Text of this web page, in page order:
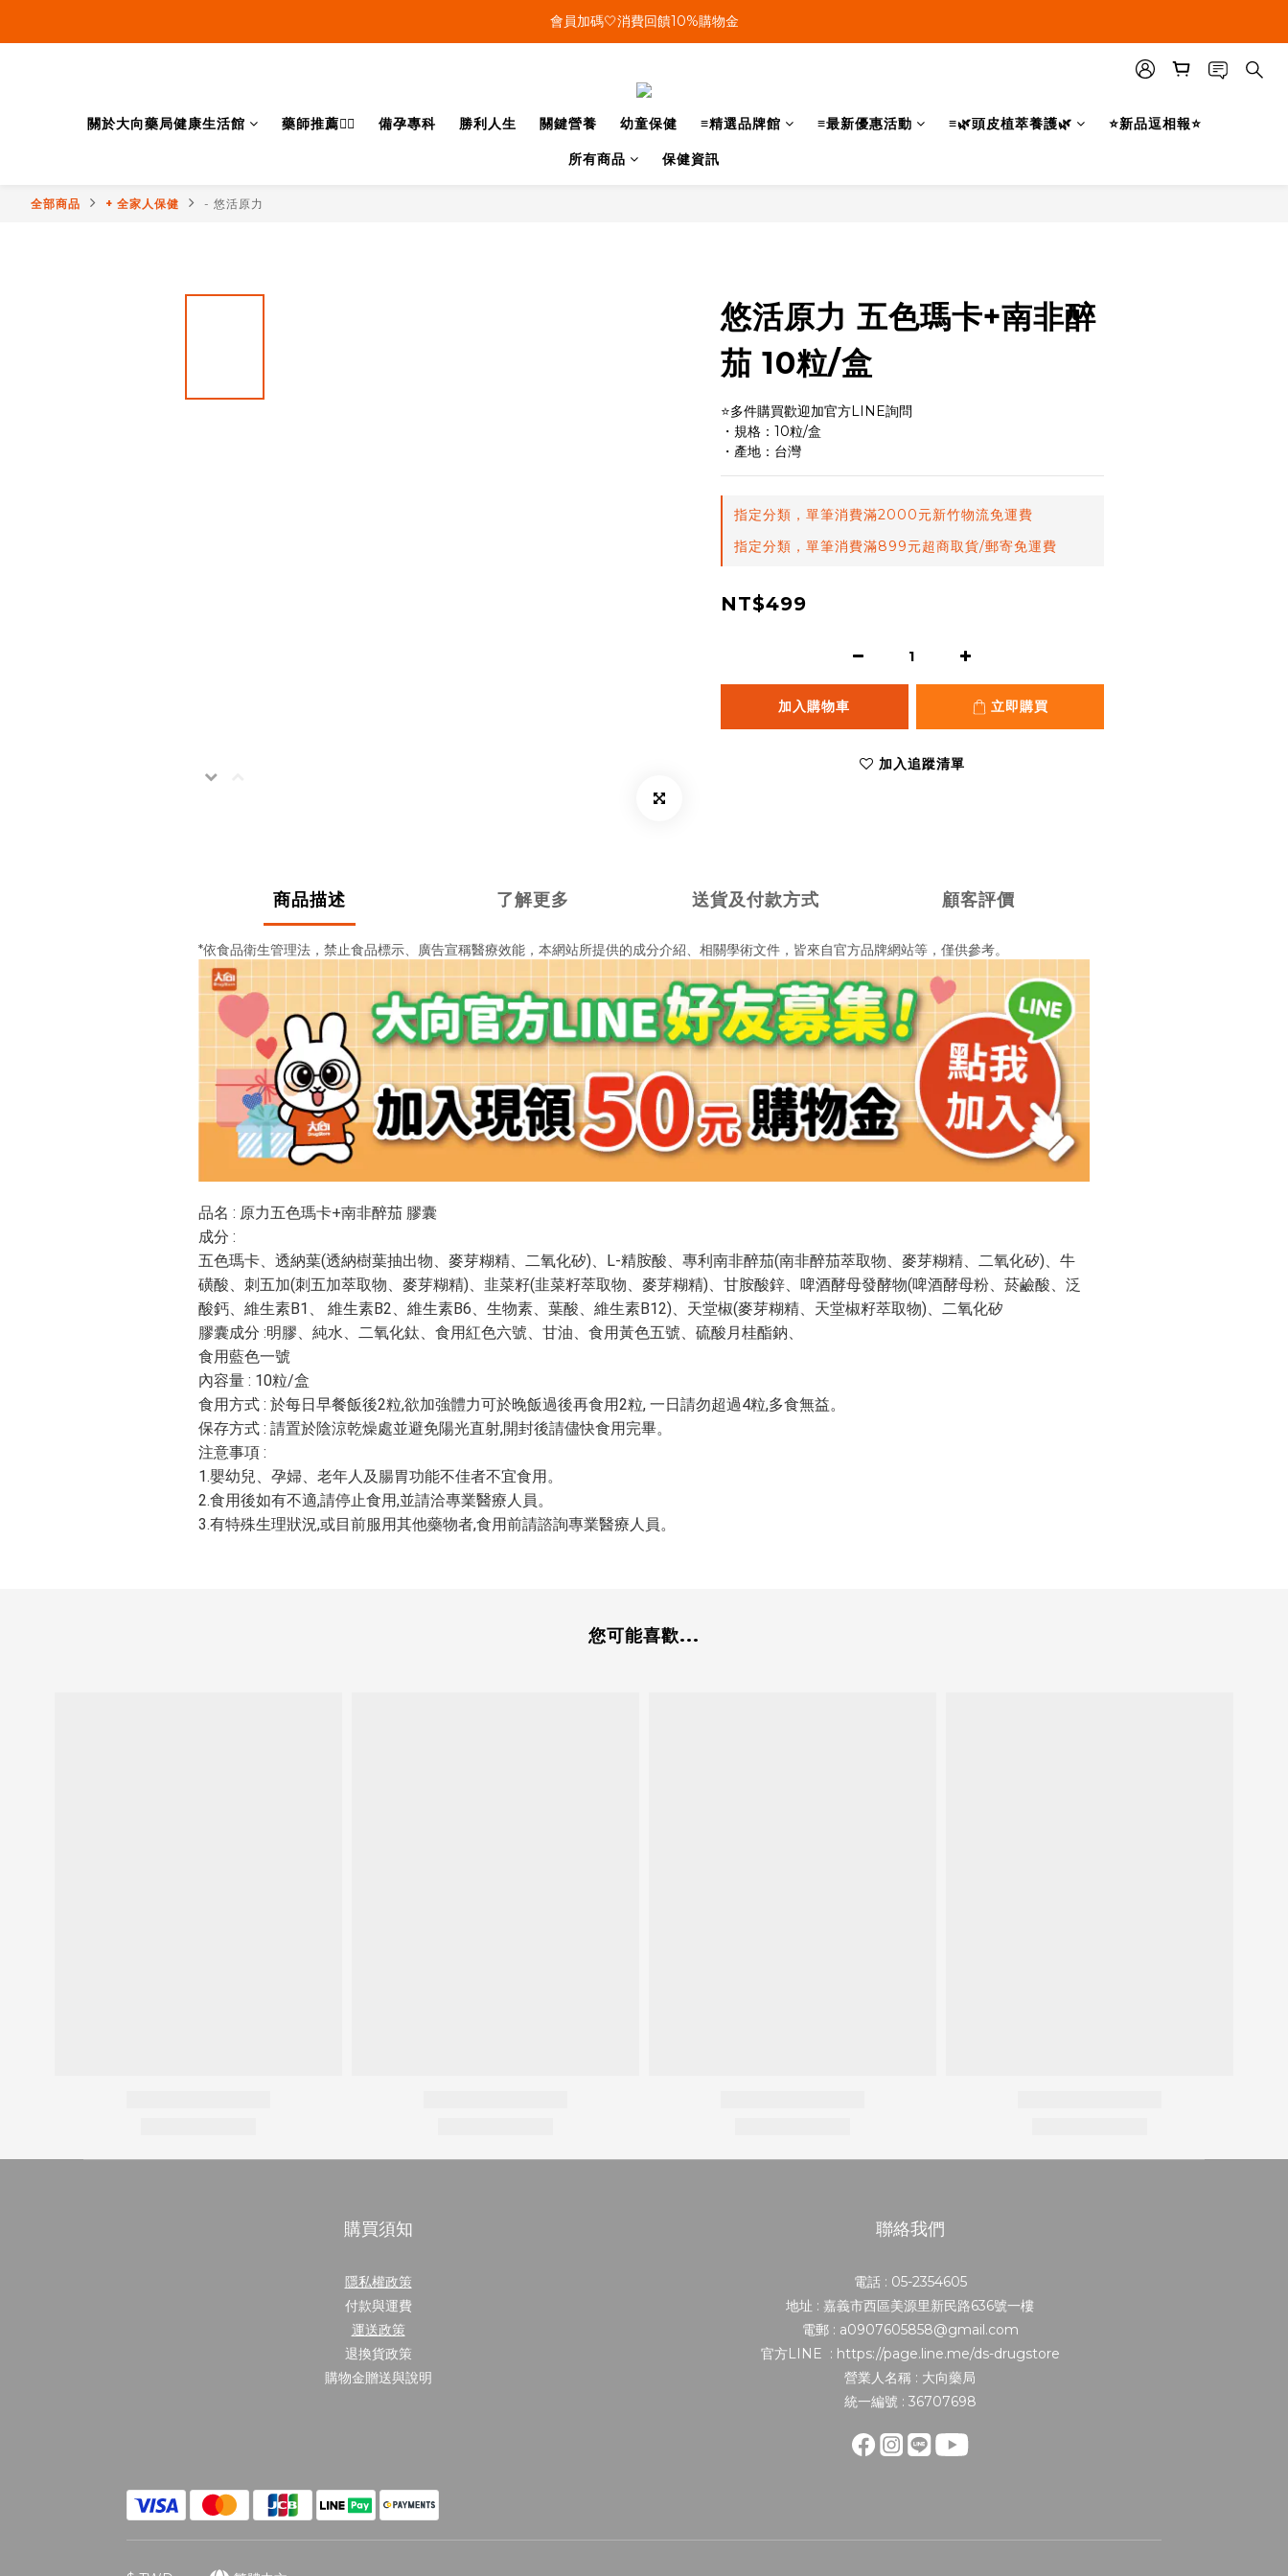
單筆結帳金額滿899🤍超取/郵寄免運費
會員加碼🤍消費回饋10%購物金
關於大向藥局健康生活館 藥師推薦👨‍⚕️ 備孕專科 勝利人生 關鍵營養 幼童保健 ≡精選品牌館 ≡最新優惠活動 ≡🌿頭皮植萃養護🌿 ⭐新品逗相報⭐
所有商品 保健資訊
全部商品 + 全家人保健 - 悠活原力
悠活原力 五色瑪卡+南非醉
茄 10粒/盒
⭐多件購買歡迎加官方LINE詢問
・規格：10粒/盒
・產地：台灣
指定分類，單筆消費滿2000元新竹物流免運費
指定分類，單筆消費滿899元超商取貨/郵寄免運費
NT$499
加入購物車 立即購買
加入追蹤清單
商品描述 了解更多 送貨及付款方式 顧客評價
*依食品衛生管理法，禁止食品標示、廣告宣稱醫療效能， 本網站所提供的成分介紹、相關學術文件， 皆來自官方品牌網站等，僅供參考。
品名 : 原力五色瑪卡+南非醉茄 膠囊
成分 :
五色瑪卡、透納葉(透納樹葉抽出物、麥芽糊精、二氧化矽)、L-精胺酸、專利南非醉茄(南非醉茄萃取物、麥芽糊精、二氧化矽)、牛
磺酸、刺五加(刺五加萃取物、麥芽糊精)、韭菜籽(韭菜籽萃取物、麥芽糊精)、甘胺酸鋅、啤酒酵母發酵物(啤酒酵母粉、菸鹼酸、泛
酸鈣、維生素B1、 維生素B2、維生素B6、生物素、葉酸、維生素B12)、天堂椒(麥芽糊精、天堂椒籽萃取物)、二氧化矽
膠囊成分 :明膠、純水、二氧化鈦、食用紅色六號、甘油、食用黃色五號、硫酸月桂酯鈉、
食用藍色一號
內容量 : 10粒/盒
食用方式 : 於每日早餐飯後2粒,欲加強體力可於晚飯過後再食用2粒, 一日請勿超過4粒,多食無益。
保存方式 : 請置於陰涼乾燥處並避免陽光直射,開封後請儘快食用完畢。
注意事項 :
1.嬰幼兒、孕婦、老年人及腸胃功能不佳者不宜食用。
2.食用後如有不適,請停止食用,並請洽專業醫療人員。
3.有特殊生理狀況,或目前服用其他藥物者,食用前請諮詢專業醫療人員。
您可能喜歡...
購買須知
隱私權政策
付款與運費
運送政策
退換貨政策
購物金贈送與說明
聯絡我們
電話 : 05-2354605
地址 : 嘉義市西區美源里新民路636號一樓
電郵 : a0907605858@gmail.com
官方LINE : https://page.line.me/ds-drugstore
營業人名稱 : 大向藥局
統一編號 : 36707698